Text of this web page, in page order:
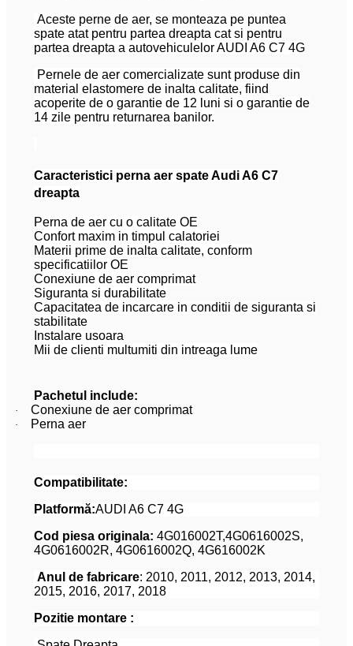
Aceste perne de aer, se monteaza pe puntea
spate atat pentru partea dreapta cat si pentru
partea dreapta a autovehiculelor AUDI A6 C7 4G
Pernele de aer comercializate sunt produse din
material elastomere de inalta calitate, fiind
acoperite de o garantie de 12 luni si o garantie de
14 zile pentru returnarea banilor.
Caracteristici perna aer spate Audi A6 C7
dreapta
Perna de aer cu o calitate OE
Confort maxim in timpul calatoriei
Materii prime de inalta calitate, conform
specificatiilor OE
Conexiune de aer comprimat
Siguranta si durabilitate
Capacitatea de incarcare in conditii de siguranta si
stabilitate
Instalare usoara
Mii de clienti multumiti din intreaga lume
Pachetul include:
· Conexiune de aer comprimat
· Perna aer
Compatibilitate:
Platformă:AUDI A6 C7 4G
Cod piesa originala: 4G016002T,4G0616002S,
4G0616002R, 4G0616002Q, 4G616002K
Anul de fabricare: 2010, 2011, 2012, 2013, 2014,
2015, 2016, 2017, 2018
Pozitie montare :